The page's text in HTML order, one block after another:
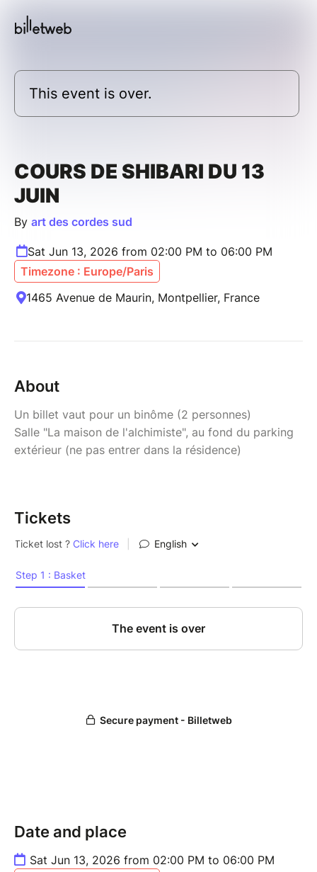
This event is over.
COURS DE SHIBARI DU 13
JUIN
By art des cordes sud
Sat Jun 13, 2026 from 02:00 PM to 06:00 PM
Timezone : Europe/Paris
1465 Avenue de Maurin, Montpellier, France
About
Un billet vaut pour un binôme (2 personnes)
Salle "La maison de l'alchimiste", au fond du parking
extérieur (ne pas entrer dans la résidence)
Tickets
Date and place
Sat Jun 13, 2026 from 02:00 PM to 06:00 PM